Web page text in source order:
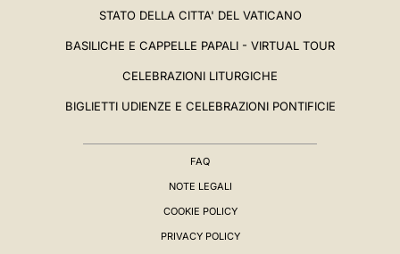
STATO DELLA CITTA' DEL VATICANO
BASILICHE E CAPPELLE PAPALI - VIRTUAL TOUR
CELEBRAZIONI LITURGICHE
BIGLIETTI UDIENZE E CELEBRAZIONI PONTIFICIE
FAQ
NOTE LEGALI
COOKIE POLICY
PRIVACY POLICY